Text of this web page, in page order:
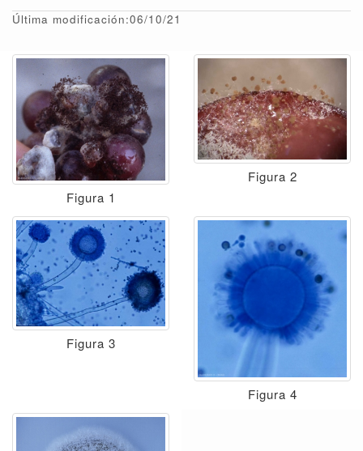
Última modificación:06/10/21
Figura 1
Figura 2
Figura 3
Figura 4